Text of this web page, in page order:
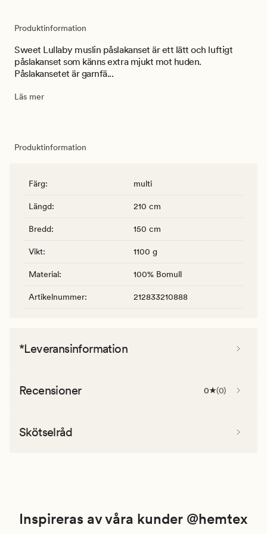
Produktinformation
Sweet Lullaby muslin påslakanset är ett lätt och luftigt
påslakanset som känns extra mjukt mot huden.
Påslakansetet är garnfä...
Läs mer
Produktinformation
Färg: multi
Längd: 210 cm
Bredd: 150 cm
Vikt: 1100 g
Material: 100% Bomull
Artikelnummer: 212833210888
*Leveransinformation
Recensioner 0 (0)
Skötselråd
Inspireras av våra kunder @hemtex